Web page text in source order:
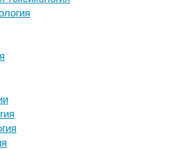
теряет сон из-за
убивают шмелей,
через цветы
риском
провёл операцию на